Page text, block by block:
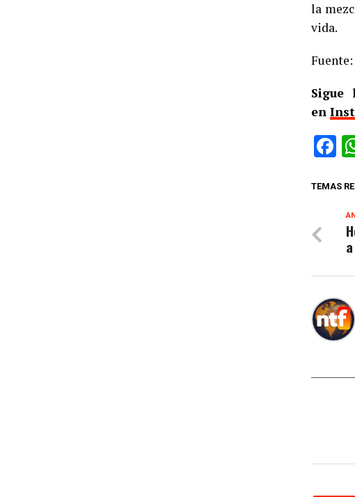
la
vida.
Fuente:
en
TEMAS